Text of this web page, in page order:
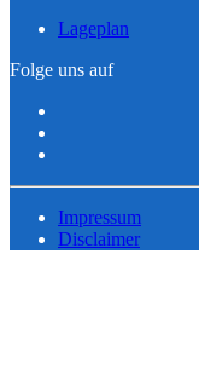
Lageplan
Folge uns auf
Impressum
Disclaimer